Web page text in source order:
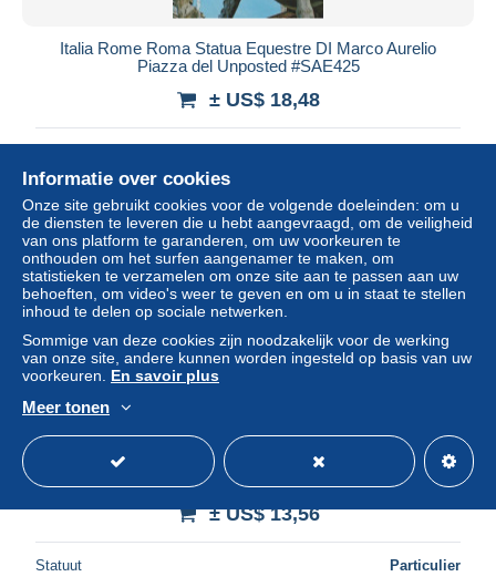
Italia Rome Roma Statua Equestre DI Marco Aurelio
Piazza del Unposted #SAE425
± US$ 18,48
Nieuw
Italia Rome Roma Statua DI Castore Sul Campidoglio Real
Photo Unposted #SAE422
± US$ 13,56
Statuut Particulier
Informatie over cookies
Onze site gebruikt cookies voor de volgende doeleinden: om u
de diensten te leveren die u hebt aangevraagd, om de veiligheid
van ons platform te garanderen, om uw voorkeuren te
onthouden om het surfen aangenamer te maken, om
statistieken te verzamelen om onze site aan te passen aan uw
behoeften, om video's weer te geven en om u in staat te stellen
inhoud te delen op sociale netwerken.
Sommige van deze cookies zijn noodzakelijk voor de werking
van onze site, andere kunnen worden ingesteld op basis van uw
voorkeuren. En savoir plus
Meer tonen